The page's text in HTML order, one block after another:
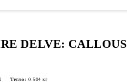
DELVE: CALLOUS
Тегло: 0.504 кг